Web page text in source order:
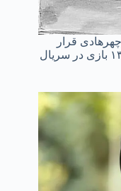
قرار
گرفت و با دعوت این کارگردان در سال ۱۳۹۶ بازی در سریال